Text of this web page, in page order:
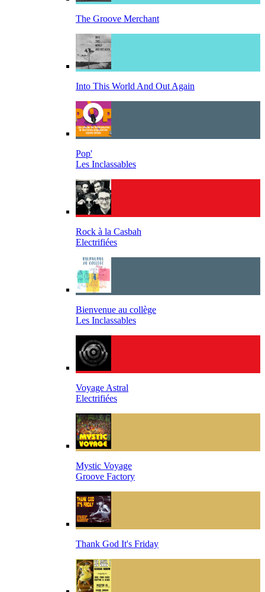
The Groove Merchant
Into This World And Out Again
Pop'
Les Inclassables
Rock à la Casbah
Electrifiées
Bienvenue au collège
Les Inclassables
Voyage Astral
Electrifiées
Mystic Voyage
Groove Factory
Thank God It's Friday